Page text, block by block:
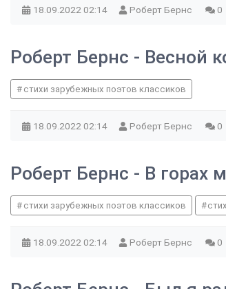
18.09.2022 02:14 Роберт Бернс 0
Роберт Бернс - Весной
стихи зарубежных поэтов классиков
18.09.2022 02:14 Роберт Бернс 0
Роберт Бернс - В горах
стихи зарубежных поэтов классиков
18.09.2022 02:14 Роберт Бернс 0